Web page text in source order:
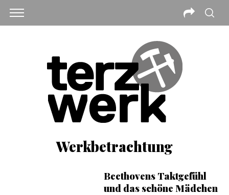
Werkbetrachtung
Beethovens Taktgefühl
und das schöne Mädchen